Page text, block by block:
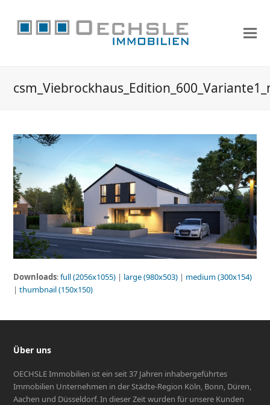
Downloads:full (2056x1055) | large (980x503) | medium (300x154)
|thumbnail (150x150)
Über uns
OECHSLE Immobilien ist ein seit 37 Jahren inhabergeführtes
Immobilien Unternehmen in der Städte-Region Köln, Bonn, Düren,
Aachen und Düsseldorf. In dieser Zeit wurden für unsere Kunden